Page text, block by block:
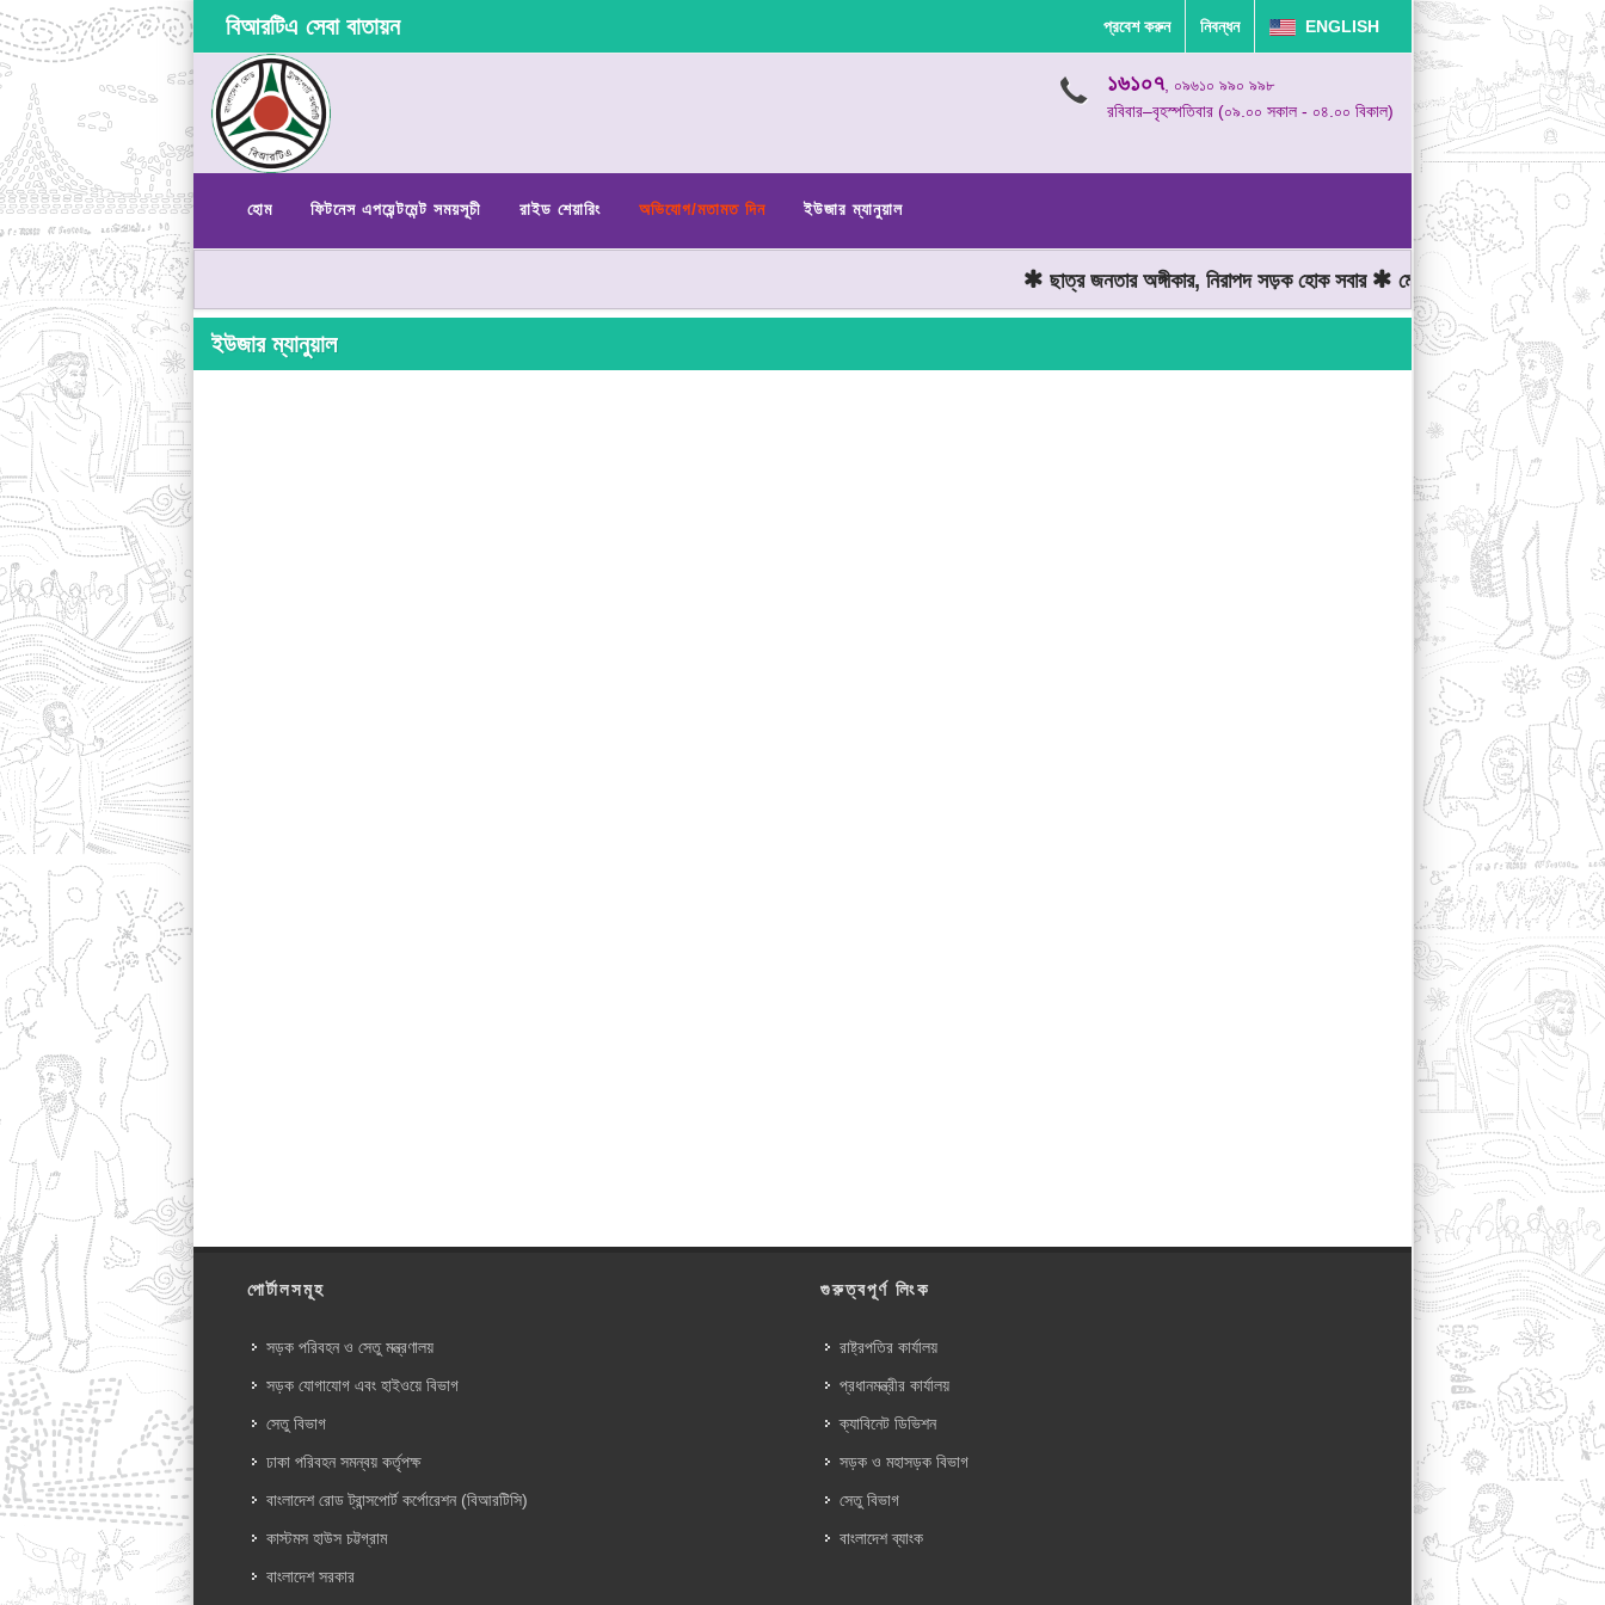
বিআরটিএ সেবা বাতায়ন প্রবেশ করুন নিবন্ধন ENGLISH
১৬১০৭, ০৯৬১০ ৯৯০ ৯৯৮
রবিবার–বৃহস্পতিবার (০৯.০০ সকাল - ০৪.০০ বিকাল)
হোম ফিটনেস এপয়েন্টমেন্ট সময়সূচী রাইড শেয়ারিং অভিযোগ/মতামত দিন ইউজার ম্যানুয়াল
ছাত্র জনতার অঙ্গীকার, নিরাপদ সড়ক হোক সবার মোটরযান চালানোর সময় গতিসীমা
ইউজার ম্যানুয়াল
পোর্টালসমূহ
সড়ক পরিবহন ও সেতু মন্ত্রণালয়
সড়ক যোগাযোগ এবং হাইওয়ে বিভাগ
সেতু বিভাগ
ঢাকা পরিবহন সমন্বয় কর্তৃপক্ষ
বাংলাদেশ রোড ট্রান্সপোর্ট কর্পোরেশন (বিআরটিসি)
কাস্টমস হাউস চট্টগ্রাম
বাংলাদেশ সরকার
গুরুত্বপূর্ণ লিংক
রাষ্ট্রপতির কার্যালয়
প্রধানমন্ত্রীর কার্যালয়
ক্যাবিনেট ডিভিশন
সড়ক ও মহাসড়ক বিভাগ
সেতু বিভাগ
বাংলাদেশ ব্যাংক